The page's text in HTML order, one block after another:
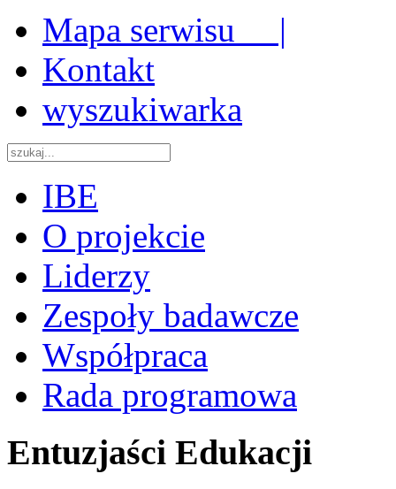
Mapa serwisu |
Kontakt
wyszukiwarka
IBE
O projekcie
Liderzy
Zespoły badawcze
Współpraca
Rada programowa
Entuzjaści Edukacji